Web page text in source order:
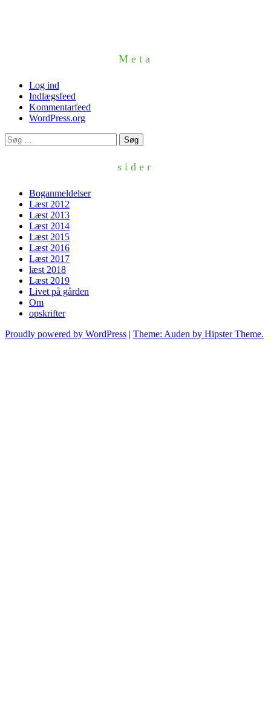
Meta
Log ind
Indlægsfeed
Kommentarfeed
WordPress.org
Søg
efter:
sider
Boganmeldelser
Læst 2012
Læst 2013
Læst 2014
Læst 2015
Læst 2016
Læst 2017
læst 2018
Læst 2019
Livet på gården
Om
opskrifter
Proudly powered by WordPress | Theme: Auden by Hipster Theme.